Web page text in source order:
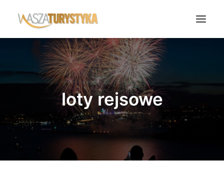
Księga wspomnień
Biura podróży
Noclegi
Polska
Świat
loty rejsowe